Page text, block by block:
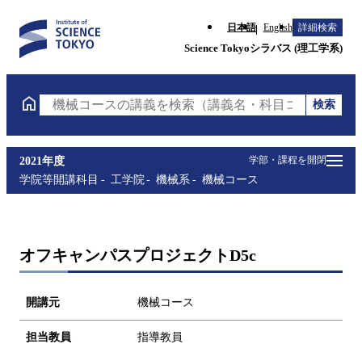
日本語 English 詳細検索
Science Tokyoシラバス (理工学系)
機械コースの講義を検索（講義名・科目コード・担当
検索
学部・課程を開閉
2021年度
学院等開講科目
工学院 機械系 機械コース
オフキャンパスプロジェクトD5c
開講元 機械コース
担当教員 指導教員